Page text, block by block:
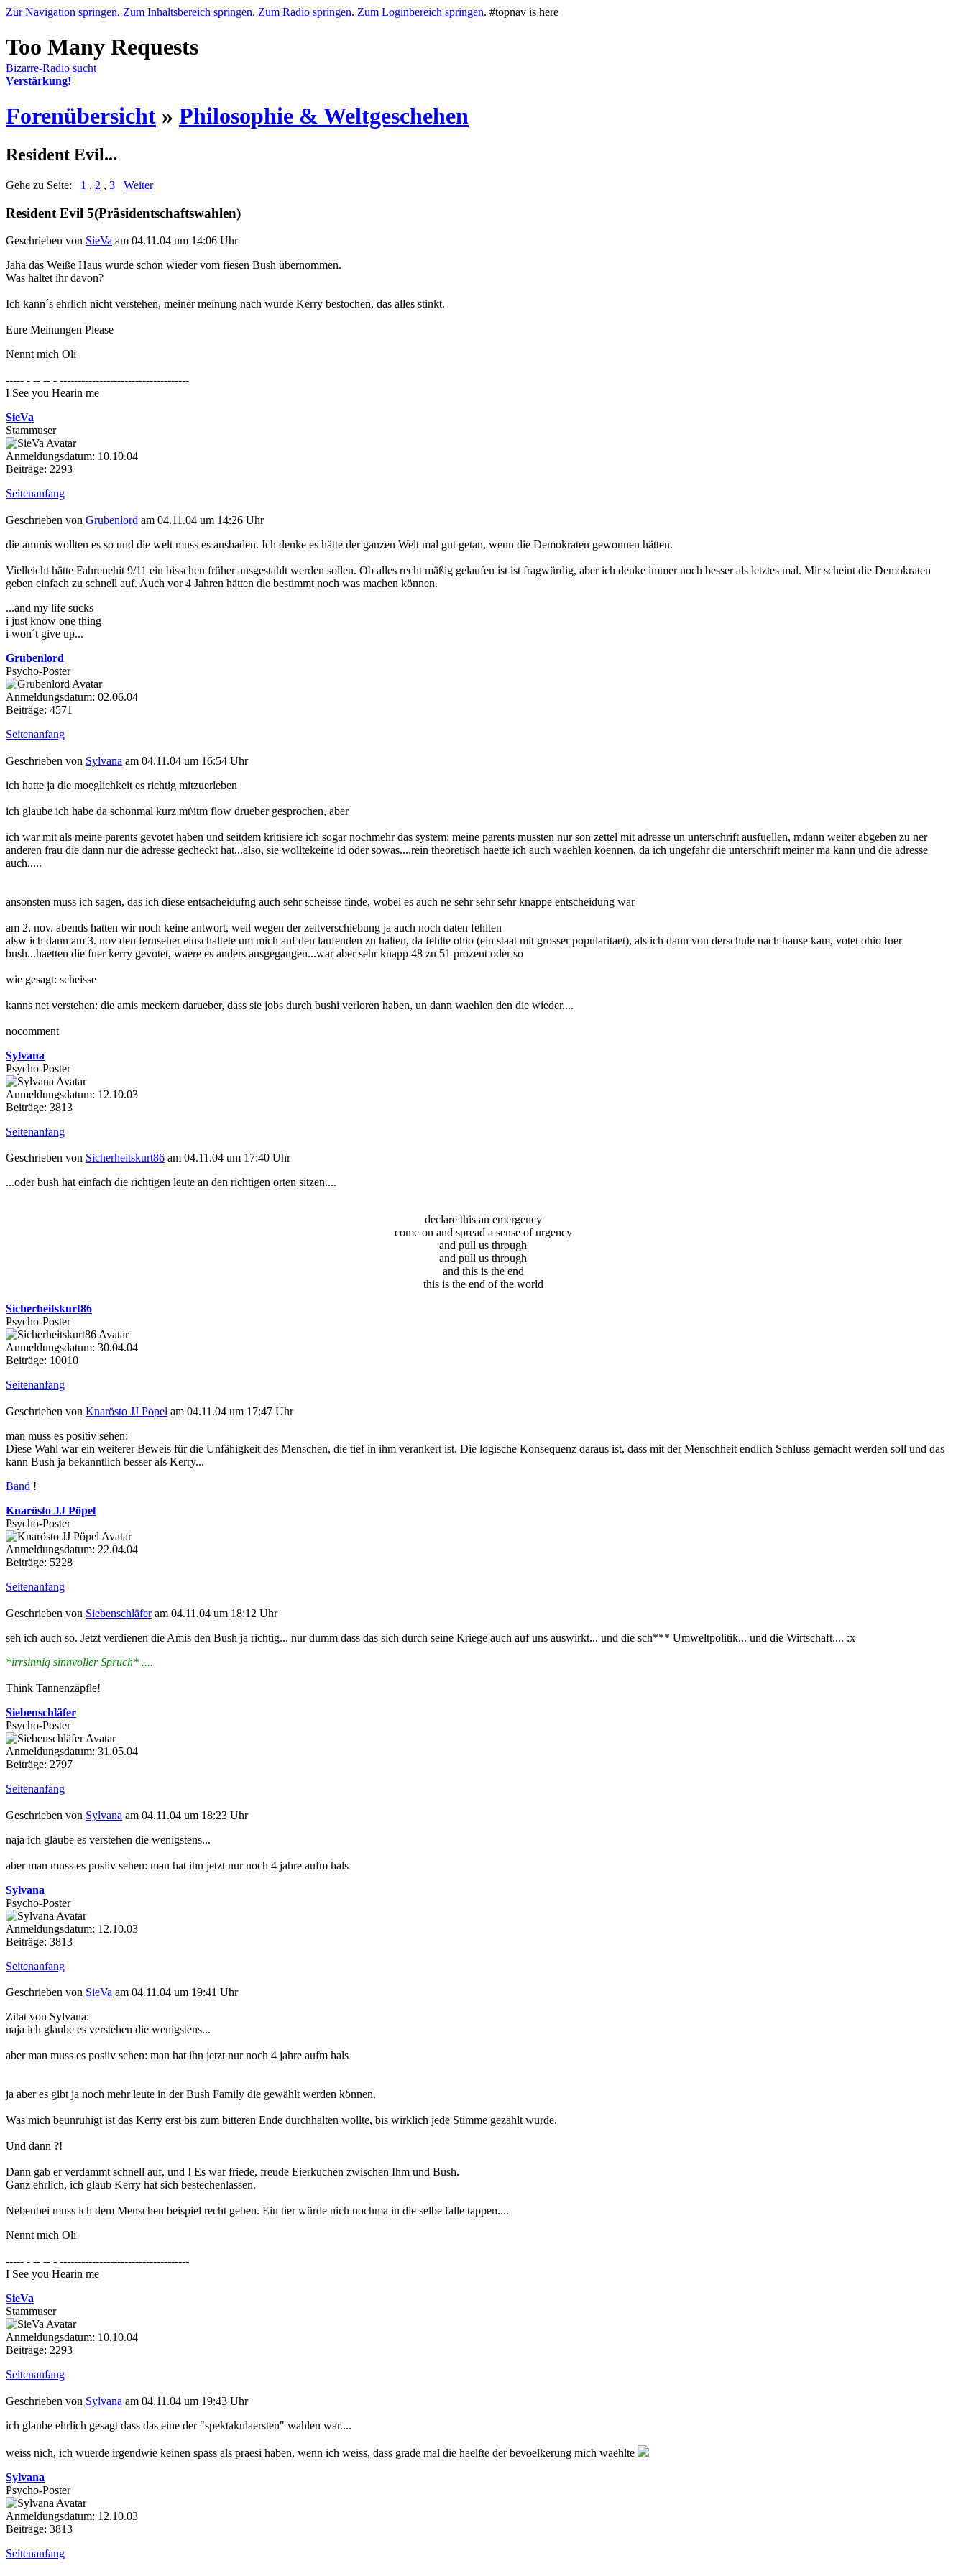
Zur Navigation springen. Zum Inhaltsbereich springen. Zum Radio springen. Zum Loginbereich springen. #topnav is here
Bizarre-Radio sucht
Verstärkung!
Forenübersicht » Philosophie & Weltgeschehen
Resident Evil...
Gehe zu Seite: 1 , 2 , 3 Weiter
Resident Evil 5(Präsidentschaftswahlen)
Geschrieben von SieVa am 04.11.04 um 14:06 Uhr
Jaha das Weiße Haus wurde schon wieder vom fiesen Bush übernommen.
Was haltet ihr davon?
Ich kann´s ehrlich nicht verstehen, meiner meinung nach wurde Kerry bestochen, das alles stinkt.
Eure Meinungen Please
Nennt mich Oli
----- - -- -- - ------------------------------------
I See you Hearin me
SieVa
Stammuser
Anmeldungsdatum: 10.10.04
Beiträge: 2293
Seitenanfang
Geschrieben von Grubenlord am 04.11.04 um 14:26 Uhr
die ammis wollten es so und die welt muss es ausbaden. Ich denke es hätte der ganzen Welt mal gut getan, wenn die Demokraten gewonnen hätten.
Vielleicht hätte Fahrenehit 9/11 ein bisschen früher ausgestahlt werden sollen. Ob alles recht mäßig gelaufen ist ist fragwürdig, aber ich denke immer noch besser als letztes mal. Mir scheint die Demokraten
geben einfach zu schnell auf. Auch vor 4 Jahren hätten die bestimmt noch was machen können.
...and my life sucks
i just know one thing
i won´t give up...
Grubenlord
Psycho-Poster
Anmeldungsdatum: 02.06.04
Beiträge: 4571
Seitenanfang
Geschrieben von Sylvana am 04.11.04 um 16:54 Uhr
ich hatte ja die moeglichkeit es richtig mitzuerleben
ich glaube ich habe da schonmal kurz mt\itm flow drueber gesprochen, aber
ich war mit als meine parents gevotet haben und seitdem kritisiere ich sogar nochmehr das system: meine parents mussten nur son zettel mit adresse un unterschrift ausfuellen, mdann weiter abgeben zu ner
anderen frau die dann nur die adresse gecheckt hat...also, sie wolltekeine id oder sowas....rein theoretisch haette ich auch waehlen koennen, da ich ungefahr die unterschrift meiner ma kann und die adresse
auch.....
ansonsten muss ich sagen, das ich diese entsacheidufng auch sehr scheisse finde, wobei es auch ne sehr sehr sehr knappe entscheidung war
am 2. nov. abends hatten wir noch keine antwort, weil wegen der zeitverschiebung ja auch noch daten fehlten
alsw ich dann am 3. nov den fernseher einschaltete um mich auf den laufenden zu halten, da fehlte ohio (ein staat mit grosser popularitaet), als ich dann von derschule nach hause kam, votet ohio fuer
bush...haetten die fuer kerry gevotet, waere es anders ausgegangen...war aber sehr knapp 48 zu 51 prozent oder so
wie gesagt: scheisse
kanns net verstehen: die amis meckern darueber, dass sie jobs durch bushi verloren haben, un dann waehlen den die wieder....
nocomment
Sylvana
Psycho-Poster
Anmeldungsdatum: 12.10.03
Beiträge: 3813
Seitenanfang
Geschrieben von Sicherheitskurt86 am 04.11.04 um 17:40 Uhr
...oder bush hat einfach die richtigen leute an den richtigen orten sitzen....
declare this an emergency
come on and spread a sense of urgency
and pull us through
and pull us through
and this is the end
this is the end of the world
Sicherheitskurt86
Psycho-Poster
Anmeldungsdatum: 30.04.04
Beiträge: 10010
Seitenanfang
Geschrieben von Knarösto JJ Pöpel am 04.11.04 um 17:47 Uhr
man muss es positiv sehen:
Diese Wahl war ein weiterer Beweis für die Unfähigkeit des Menschen, die tief in ihm verankert ist. Die logische Konsequenz daraus ist, dass mit der Menschheit endlich Schluss gemacht werden soll und das
kann Bush ja bekanntlich besser als Kerry...
Band !
Knarösto JJ Pöpel
Psycho-Poster
Anmeldungsdatum: 22.04.04
Beiträge: 5228
Seitenanfang
Geschrieben von Siebenschläferam 04.11.04 um 18:12 Uhr
seh ich auch so. Jetzt verdienen die Amis den Bush ja richtig... nur dumm dass das sich durch seine Kriege auch auf uns auswirkt... und die sch*** Umweltpolitik... und die Wirtschaft.... :x
*irrsinnig sinnvoller Spruch* ....
Think Tannenzäpfle!
Siebenschläfer
Psycho-Poster
Anmeldungsdatum: 31.05.04
Beiträge: 2797
Seitenanfang
Geschrieben von Sylvana am 04.11.04 um 18:23 Uhr
naja ich glaube es verstehen die wenigstens...
aber man muss es posiiv sehen: man hat ihn jetzt nur noch 4 jahre aufm hals
Sylvana
Psycho-Poster
Anmeldungsdatum: 12.10.03
Beiträge: 3813
Seitenanfang
Geschrieben von SieVa am 04.11.04 um 19:41 Uhr
Zitat von Sylvana:
naja ich glaube es verstehen die wenigstens...
aber man muss es posiiv sehen: man hat ihn jetzt nur noch 4 jahre aufm hals
ja aber es gibt ja noch mehr leute in der Bush Family die gewählt werden können.
Was mich beunruhigt ist das Kerry erst bis zum bitteren Ende durchhalten wollte, bis wirklich jede Stimme gezählt wurde.
Und dann ?!
Dann gab er verdammt schnell auf, und ! Es war friede, freude Eierkuchen zwischen Ihm und Bush.
Ganz ehrlich, ich glaub Kerry hat sich bestechenlassen.
Nebenbei muss ich dem Menschen beispiel recht geben. Ein tier würde nich nochma in die selbe falle tappen....
Nennt mich Oli
----- - -- -- - ------------------------------------
I See you Hearin me
SieVa
Stammuser
Anmeldungsdatum: 10.10.04
Beiträge: 2293
Seitenanfang
Geschrieben von Sylvana am 04.11.04 um 19:43 Uhr
ich glaube ehrlich gesagt dass das eine der "spektakulaersten" wahlen war....
weiss nich, ich wuerde irgendwie keinen spass als praesi haben, wenn ich weiss, dass grade mal die haelfte der bevoelkerung mich waehlte
Sylvana
Psycho-Poster
Anmeldungsdatum: 12.10.03
Beiträge: 3813
Seitenanfang